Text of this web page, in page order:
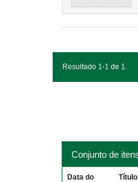
Resultado 1-1 de 1.
Conjunto de
Data do Título